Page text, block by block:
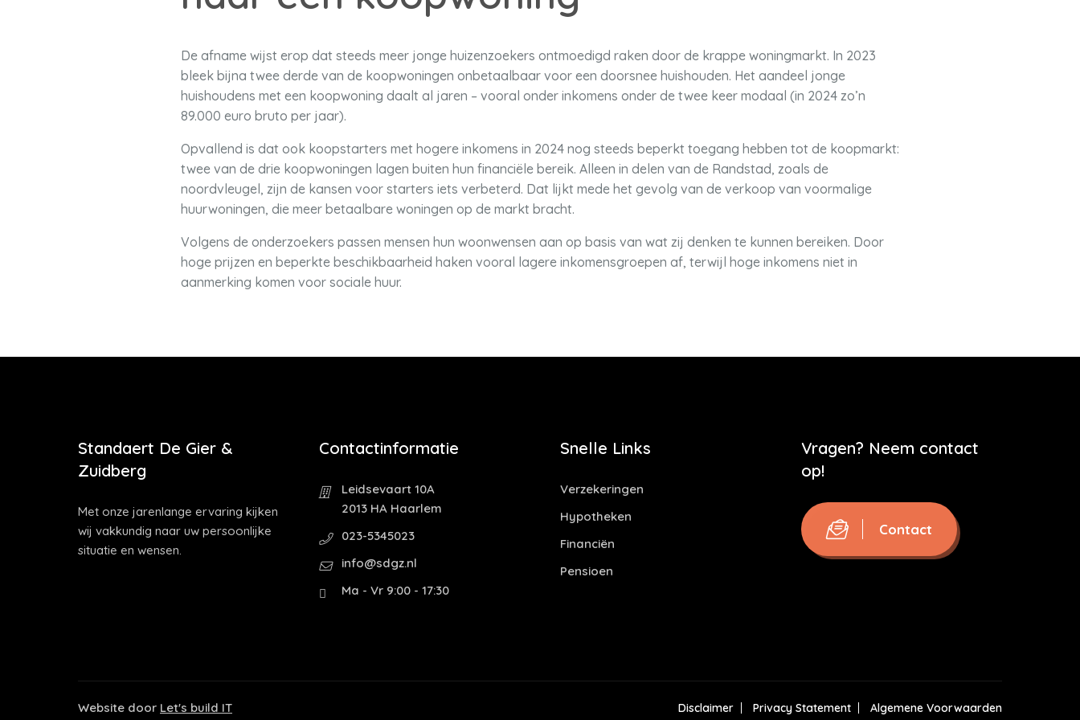
De afname wijst erop dat steeds meer jonge huizenzoekers ontmoedigd raken door de krappe woningmarkt. In 2023
bleek bijna twee derde van de koopwoningen onbetaalbaar voor een doorsnee huishouden. Het aandeel jonge
huishoudens met een koopwoning daalt al jaren – vooral onder inkomens onder de twee keer modaal (in 2024 zo’n
89.000 euro bruto per jaar).
Opvallend is dat ook koopstarters met hogere inkomens in 2024 nog steeds beperkt toegang hebben tot de koopmarkt:
twee van de drie koopwoningen lagen buiten hun financiële bereik. Alleen in delen van de Randstad, zoals de
noordvleugel, zijn de kansen voor starters iets verbeterd. Dat lijkt mede het gevolg van de verkoop van voormalige
huurwoningen, die meer betaalbare woningen op de markt bracht.
Volgens de onderzoekers passen mensen hun woonwensen aan op basis van wat zij denken te kunnen bereiken. Door
hoge prijzen en beperkte beschikbaarheid haken vooral lagere inkomensgroepen af, terwijl hoge inkomens niet in
aanmerking komen voor sociale huur.
Standaert De Gier &
Zuidberg
Met onze jarenlange ervaring kijken
wij vakkundig naar uw persoonlijke
situatie en wensen.
Contactinformatie
Leidsevaart 10A
2013 HA Haarlem
023-5345023
info@sdgz.nl
Ma - Vr 9:00 - 17:30
Snelle Links
Verzekeringen
Hypotheken
Financiën
Pensioen
Vragen? Neem contact
op!
Contact
Website door Let's build IT Disclaimer Privacy Statement Algemene Voorwaarden